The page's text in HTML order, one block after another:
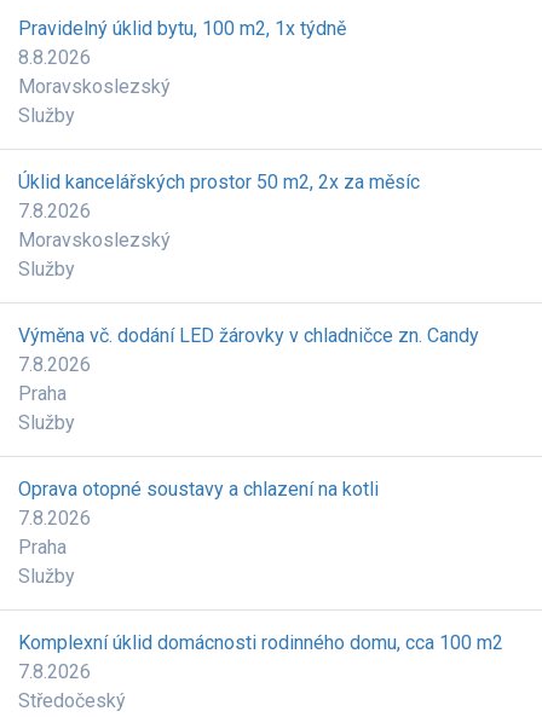
Pravidelný úklid bytu, 100 m2, 1x týdně
8.8.2026
Moravskoslezský
Služby
Úklid kancelářských prostor 50 m2, 2x za měsíc
7.8.2026
Moravskoslezský
Služby
Výměna vč. dodání LED žárovky v chladničce zn. Candy
7.8.2026
Praha
Služby
Oprava otopné soustavy a chlazení na kotli
7.8.2026
Praha
Služby
Komplexní úklid domácnosti rodinného domu, cca 100 m2
7.8.2026
Středočeský